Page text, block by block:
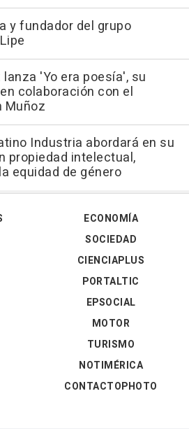
y fundador del grupo
'Yo era poesía', su
colaboración con el
Muñoz
Industria abordará en su
propiedad intelectual,
equidad de género
ECONOMÍA
SOCIEDAD
CIENCIAPLUS
PORTALTIC
EPSOCIAL
MOTOR
TURISMO
NOTIMÉRICA
CONTACTOPHOTO